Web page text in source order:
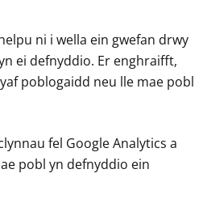
ni i wella ein gwefan drwy
ei defnyddio. Er enghraifft,
poblogaidd neu lle mae pobl
fel Google Analytics a
pobl yn defnyddio ein